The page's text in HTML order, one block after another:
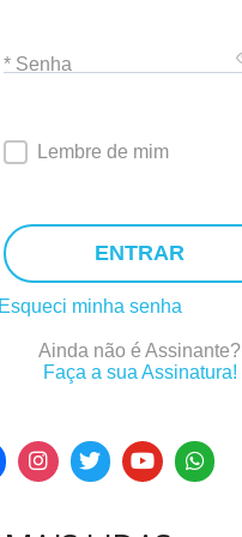
* Senha
Lembre de mim
ENTRAR
Esqueci minha senha
Ainda não é Assinante?
Faça a sua Assinatura!